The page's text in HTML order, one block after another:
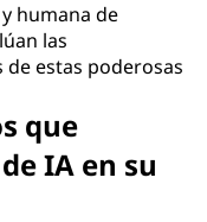
humana de
las
estas poderosas
que
IA en su